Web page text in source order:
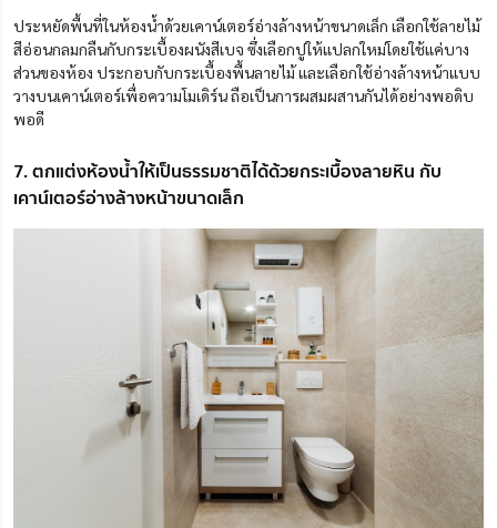
ประหยัดพื้นที่ในห้องน้ำด้วยเคาน์เตอร์อ่างล้างหน้าขนาดเล็ก เลือกใช้ลายไม้
สีอ่อนกลมกลืนกับกระเบื้องผนังสีเบจ ซึ่งเลือกปูให้แปลกใหม่โดยใช้แค่บาง
ส่วนของห้อง ประกอบกับกระเบื้องพื้นลายไม้ และเลือกใช้อ่างล้างหน้าแบบ
วางบนเคาน์เตอร์เพื่อความโมเดิร์น ถือเป็นการผสมผสานกันได้อย่างพอดิบ
พอดี
7. ตกแต่งห้องน้ำให้เป็นธรรมชาติได้ด้วยกระเบื้องลายหิน กับ
เคาน์เตอร์อ่างล้างหน้าขนาดเล็ก